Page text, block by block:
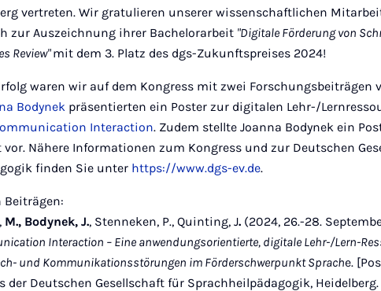
vertreten. Wir gratulieren unserer wissenschaftlichen
zur Auszeichnung ihrer Bachelorarbeit "Digitale Förderung von
Review"mit dem 3. Platz des dgs-Zukunftspreises 2024!
waren wir auf dem Kongress mit zwei Forschungsbeiträgen
Bodynek präsentierten ein Poster zur digitalen Lehr-/
Interaction. Zudem stellte Joanna Bodynek ein
vor. Nähere Informationen zum Kongress und zur Deutschen
finden Sie unter https://www.dgs-ev.de.
Beiträgen:
M., Bodynek, J., Stenneken, P., Quinting, J. (2024, 26.-28.
Interaction – Eine anwendungsorientierte, digitale Lehr-/Lern-
und Kommunikationsstörungen im Förderschwerpunkt Sprache.
der Deutschen Gesellschaft für Sprachheilpädagogik, Heidelberg.